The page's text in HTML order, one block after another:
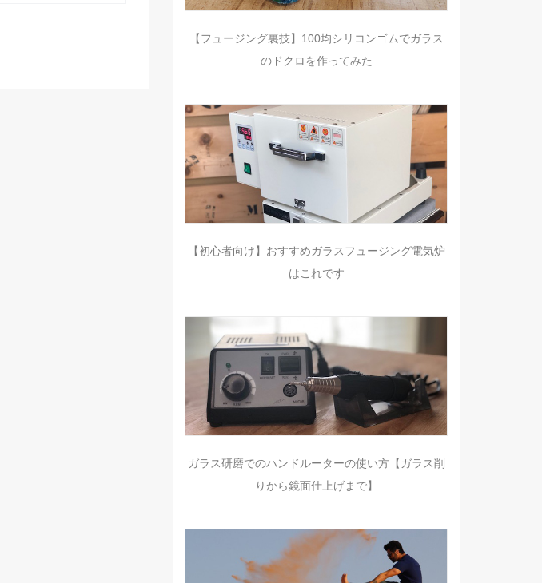
【フュージング裏技】100均シリコンゴムでガラス
のドクロを作ってみた
【初心者向け】おすすめガラスフュージング電気炉
はこれです
ガラス研磨でのハンドルーターの使い方【ガラス削
りから鏡面仕上げまで】